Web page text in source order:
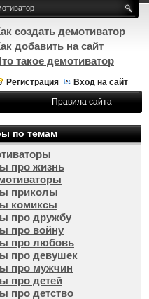
Регистрация
Вход на сайт
Правила сайта
по темам
про жизнь
приколы
комиксы
про дружбу
про войну
про любовь
про девушек
про мужчин
про детей
про детство
создать демотиватор
добавить на сайт
такое демотиватор